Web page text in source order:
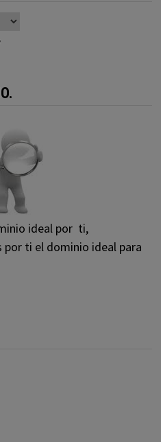
ideal por ti,
por ti el dominio ideal para